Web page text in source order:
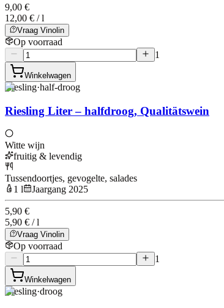
9,00 €
12,00 € / l
Vraag Vinolin
Op voorraad
1
Winkelwagen
Riesling·half-droog
Riesling Liter – halfdroog, Qualitätswein
Witte wijn
fruitig & levendig
Tussendoortjes, gevogelte, salades
1 l
Jaargang 2025
5,90 €
5,90 € / l
Vraag Vinolin
Op voorraad
1
Winkelwagen
Riesling·droog